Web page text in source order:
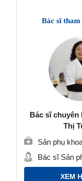
Bác sĩ
Bác sĩ chuyên
Thị
Sản phụ
Bác sĩ Sản
XEM